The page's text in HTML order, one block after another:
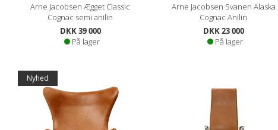
Arne Jacobsen Ægget Classic
Cognac semi anilin
DKK 39 000
På lager
Arne Jacobsen Svanen Alaska
Cognac Anilin
DKK 23 000
På lager
Nyhed